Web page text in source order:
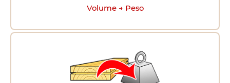
Volume → Peso